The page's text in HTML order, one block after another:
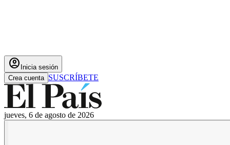
account_circle Inicia sesión
Crea cuenta SUSCRÍBETE
jueves, 6 de agosto de 2026